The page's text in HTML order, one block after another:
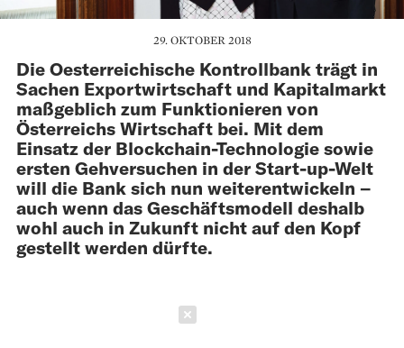
29. OKTOBER 2018
Die Oesterreichische Kontrollbank trägt in
Sachen Exportwirtschaft und Kapitalmarkt
maßgeblich zum Funktionieren von
Österreichs Wirtschaft bei. Mit dem
Einsatz der Blockchain-Technologie sowie
ersten Gehversuchen in der Start-up-Welt
will die Bank sich nun weiterentwickeln –
auch wenn das Geschäftsmodell deshalb
wohl auch in Zukunft nicht auf den Kopf
gestellt werden dürfte.